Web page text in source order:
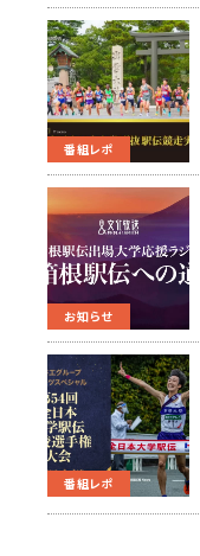
番組レポ
お知らせ
番組レポ